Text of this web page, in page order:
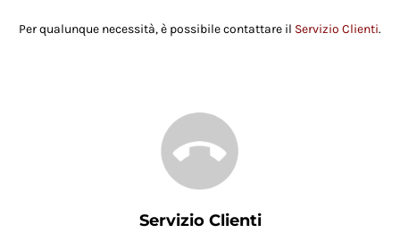
Per qualunque necessità, è possibile contattare il Servizio Clienti.
Servizio Clienti